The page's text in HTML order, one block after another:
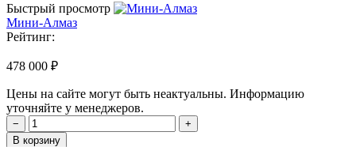
Быстрый просмотр
Мини-Алмаз
Рейтинг:
478 000 ₽
Цены на сайте могут быть неактуальны. Информацию
уточняйте у менеджеров.
−
+
В корзину